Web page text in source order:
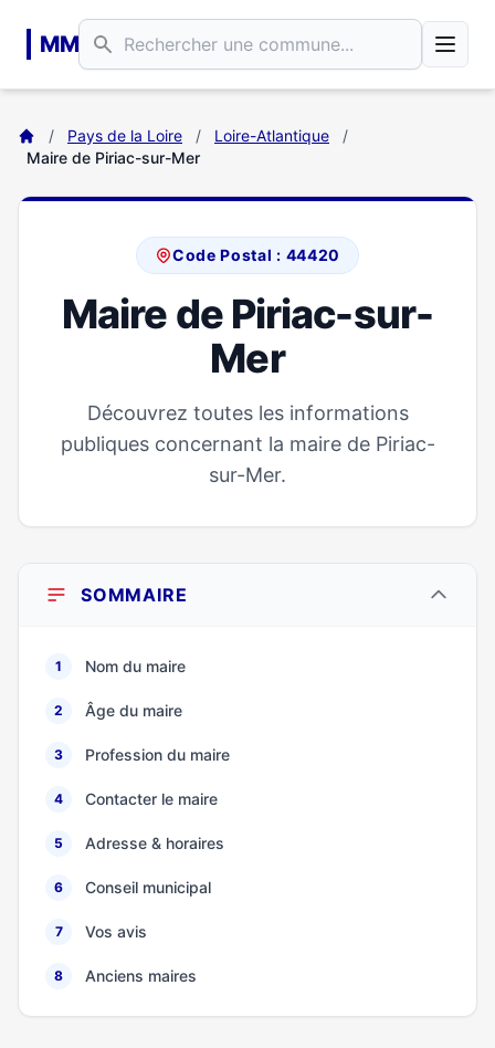
MM
/ Pays de la Loire / Loire-Atlantique
/
Maire de Piriac-sur-Mer
Code Postal : 44420
Maire de Piriac-sur-
Mer
Découvrez toutes les informations
publiques concernant la maire de Piriac-
sur-Mer.
SOMMAIRE
1 Nom du maire
2 Âge du maire
3 Profession du maire
4 Contacter le maire
5 Adresse & horaires
6 Conseil municipal
7 Vos avis
8 Anciens maires